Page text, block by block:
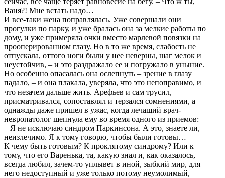
Ваня?! Мне встать надо…
И все-таки жена поправлялась. Уже совершали они
прогулки по парку, и уже бралась она за мелкие работы по
дому, и уже примеряла очки вместо марлевой повязки на
прооперированном глазу. Но в то же время, слабость не
отпускала, оттого ноги были у нее неверны, шаг мелок и
неустойчив, – и это раздражало ее и погружало в уныние.
Но особенно опасалась она ослепнуть – зрение в глазу
падало, – и она плакала, уверяла, что это непоправимо, и
что незачем дальше жить. Арефьев и сам трусил,
присматривался, сопоставлял и терзался сомнениями, а
однажды даже пришел в ужас, когда лечащий врач-
невропатолог шепнула ему во время одного из приемов:
– Я не исключаю синдром Паркинсона. А это, знаете ли,
неизлечимо. Я к тому говорю, чтобы были готовы…
К чему быть готовым? К проклятому синдрому? Или к
тому, что его Варенька, та, какую знал и, как оказалось,
всегда любил, зачем-то уплывет в иной, зыбкий мир, для
него недоступный и уже только потому неумолимый,